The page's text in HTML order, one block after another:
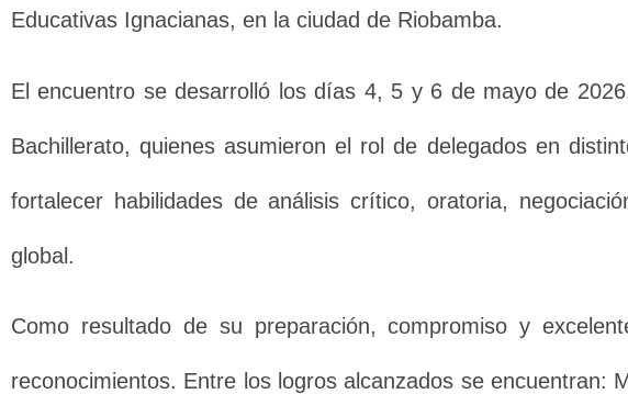
Educativas Ignacianas, en la ciudad de Riobamba.
El encuentro se desarrolló los días 4, 5 y 6 de mayo de
Bachillerato, quienes asumieron el rol de delegados en
fortalecer habilidades de análisis crítico, oratoria,
global.
Como resultado de su preparación, compromiso y
reconocimientos. Entre los logros alcanzados se